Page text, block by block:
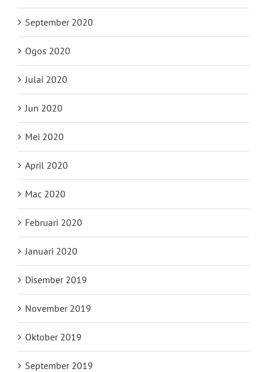
September 2020
Ogos 2020
Julai 2020
Jun 2020
Mei 2020
April 2020
Mac 2020
Februari 2020
Januari 2020
Disember 2019
November 2019
Oktober 2019
September 2019